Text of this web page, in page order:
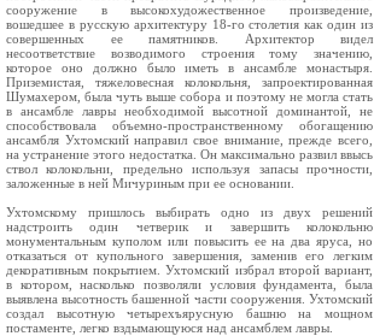
сооружение в высокохудожественное произведение,
вошедшее в русскую архитектуру 18-го столетия как один из
совершенных ее памятников. Архитектор видел
несоответствие возводимого строения тому значению,
которое оно должно было иметь в ансамбле монастыря.
Приземистая, тяжеловесная колокольня, запроектированная
Шумахером, была чуть выше собора и поэтому не могла стать
в ансамбле лавры необходимой высотной доминантой, не
способствовала объемно-пространственному обогащению
ансамбля Ухтомский направил свое внимание, прежде всего,
на устранение этого недостатка. Он максимально развил ввысь
ствол колокольни, предельно используя запасы прочности,
заложенные в ней Мичуриным при ее основании.
Ухтомскому пришлось выбирать одно из двух решений
надстроить один четверик и завершить колокольню
монументальным куполом или повысить ее на два яруса, но
отказаться от купольного завершения, заменив его легким
декоративным покрытием. Ухтомский избрал второй вариант,
в котором, насколько позволяли условия фундамента, была
выявлена высотность башенной части сооружения. Ухтомский
создал высотную четырехъярусную башню на мощном
постаменте, легко вздымающуюся над ансамблем лавры.